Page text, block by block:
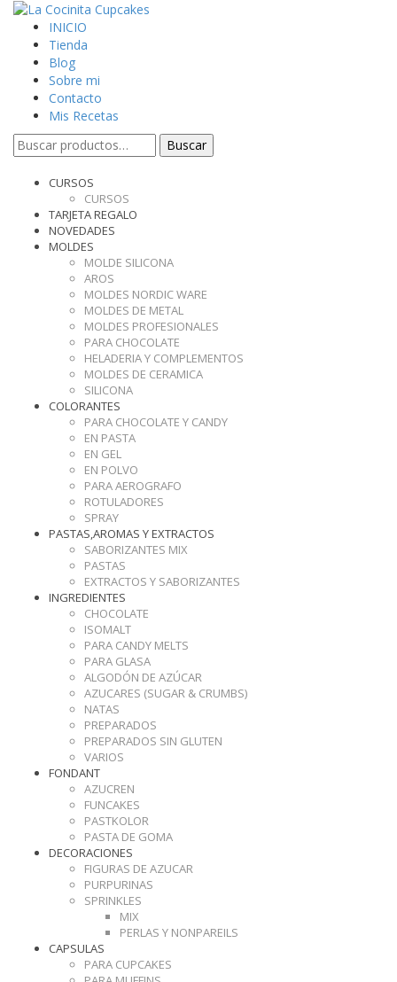
INICIO
Tienda
Blog
Sobre mi
Contacto
Mis Recetas
Buscar
por:
Buscar
CURSOS
CURSOS
TARJETA REGALO
NOVEDADES
MOLDES
MOLDE SILICONA
AROS
MOLDES NORDIC WARE
MOLDES DE METAL
MOLDES PROFESIONALES
PARA CHOCOLATE
HELADERIA Y COMPLEMENTOS
MOLDES DE CERAMICA
SILICONA
COLORANTES
PARA CHOCOLATE Y CANDY
EN PASTA
EN GEL
EN POLVO
PARA AEROGRAFO
ROTULADORES
SPRAY
PASTAS,AROMAS Y EXTRACTOS
SABORIZANTES MIX
PASTAS
EXTRACTOS Y SABORIZANTES
INGREDIENTES
CHOCOLATE
ISOMALT
PARA CANDY MELTS
PARA GLASA
ALGODÓN DE AZÚCAR
AZUCARES (SUGAR & CRUMBS)
NATAS
PREPARADOS
PREPARADOS SIN GLUTEN
VARIOS
FONDANT
AZUCREN
FUNCAKES
PASTKOLOR
PASTA DE GOMA
DECORACIONES
FIGURAS DE AZUCAR
PURPURINAS
SPRINKLES
MIX
PERLAS Y NONPAREILS
CAPSULAS
PARA CUPCAKES